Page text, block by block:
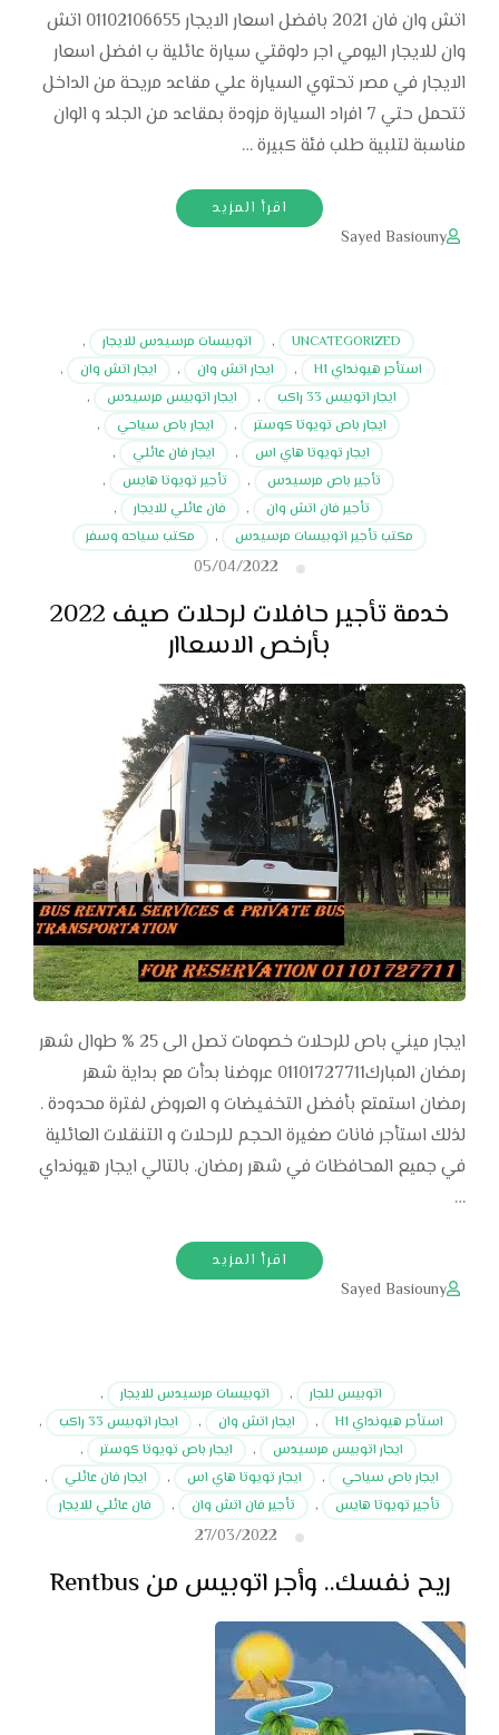
اتش وان فان 2021 بافضل اسعار الايجار 01102106655 اتش
وان للايجار اليومي اجر دلوقتي سيارة عائلية ب افضل اسعار
الايجار في مصر تحتوي السيارة علي مقاعد مريحة من الداخل
تتحمل حتي 7 افراد السيارة مزودة بمقاعد من الجلد و الوان
مناسبة لتلبية طلب فئة كبيرة …
اقرأ المزيد
Sayed Basiouny
UNCATEGORIZED
, اتوبيسات مرسيدس للايجار
,
استأجر هيونداي H1
, ايجار اتش وان , ايجار اتش وان
,
ايجار اتوبيس 33 راكب
, ايجار اتوبيس مرسيدس
,
ايجار باص تويوتا كوستر
, ايجار باص سياحي
,
ايجار تويوتا هاي اس
, ايجار فان عائلي
,
تأجير باص مرسيدس
, تأجير تويوتا هايس
,
تأجير فان اتش وان
, فان عائلي للايجار
,
مكتب تأجير اتوبيسات مرسيدس
, مكتب سياحه وسفر
05/04/2022
خدمة تأجير حافلات لرحلات صيف 2022
بأرخص الاسعاار
ايجار ميني باص للرحلات خصومات تصل الى 25 % طوال شهر
رمضان المبارك01101727711 عروضنا بدأت مع بداية شهر
رمضان استمتع بأفضل التخفيضات و العروض لفترة محدودة .
لذلك استأجر فانات صغيرة الحجم للرحلات و التنقلات العائلية
في جميع المحافظات في شهر رمضان. بالتالي ايجار هيونداي
…
اقرأ المزيد
Sayed Basiouny
اتوبيس للجار , اتوبيسات مرسيدس للايجار
,
استأجر هيونداي H1
, ايجار اتش وان , ايجار اتوبيس 33 راكب
,
ايجار اتوبيس مرسيدس
, ايجار باص تويوتا كوستر
,
ايجار باص سياحي
, ايجار تويوتا هاي اس , ايجار فان عائلي
,
تأجير تويوتا هايس
, تأجير فان اتش وان , فان عائلي للايجار
27/03/2022
ريح نفسك.. وأجر اتوبيس من Rentbus